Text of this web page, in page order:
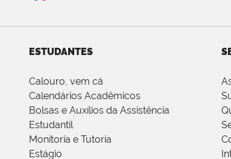
ESTUDANTES
Calouro, vem cá
Calendários Acadêmicos
Bolsas e Auxílios da Assistência
Estudantil
Monitoria e Tutoria
Estágio